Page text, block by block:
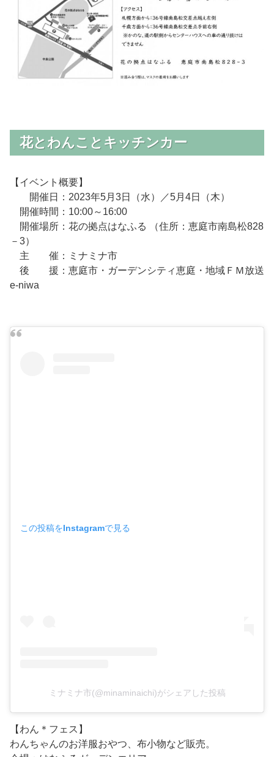
花とわんことキッチンカー
【イベント概要】
開催日：2023年5月3日（水）／5月4日（木）
開催時間：10:00～16:00
開催場所：花の拠点はなふる （住所：恵庭市南島松828
－3）
主 催：ミナミナ市
後 援：恵庭市・ガーデンシティ恵庭・地域ＦＭ放送
e-niwa
この投稿をInstagramで見る
ミナミナ市(@minaminaichi)がシェアした投稿
【わん＊フェス】
わんちゃんのお洋服おやつ、布小物など販売。